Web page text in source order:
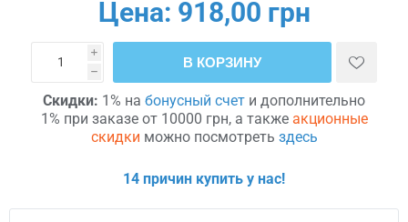
Цена: 918,00 грн
i
h
В КОРЗИНУ
Скидки: 1% на бонусный счет и дополнительно
1% при заказе от 10000 грн, а также акционные
скидки можно посмотреть здесь
14 причин купить у нас!